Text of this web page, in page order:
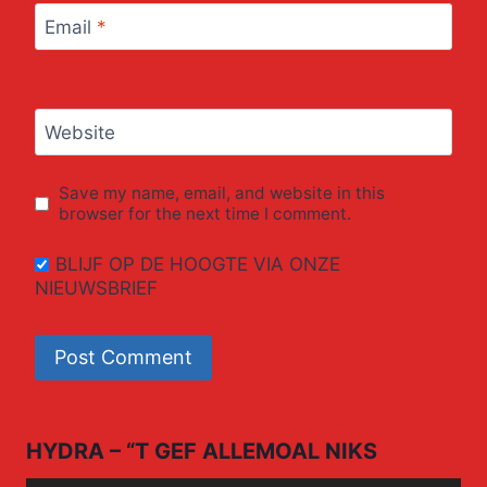
Email *
Website
Save my name, email, and website in this
browser for the next time I comment.
BLIJF OP DE HOOGTE VIA ONZE
NIEUWSBRIEF
HYDRA – “T GEF ALLEMOAL NIKS